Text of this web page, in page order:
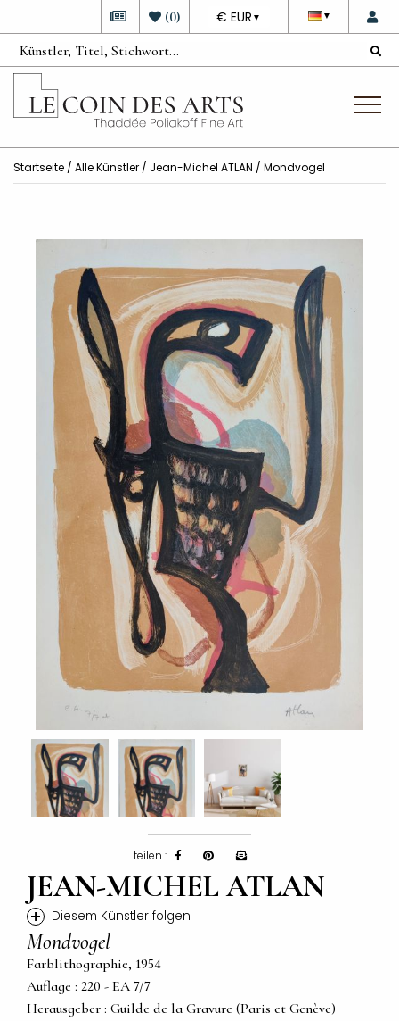
▼
DEVISE
€ EUR ▼
(0)
Startseite / Alle Künstler / Jean-Michel ATLAN / Mondvogel
teilen :
JEAN-MICHEL ATLAN
+ Diesem Künstler folgen
Mondvogel
Farblithographie, 1954
Auflage : 220 - EA 7/7
Herausgeber : Guilde de la Gravure (Paris et Genève)